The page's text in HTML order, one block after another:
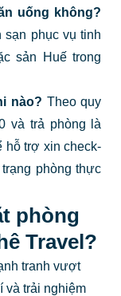
uống không?
sạn phục vụ tinh
sản Huế trong
nào? Theo quy
và trả phòng là
hỗ trợ xin check-
phòng thực
phòng
Travel?
tranh vượt
và trải nghiệm